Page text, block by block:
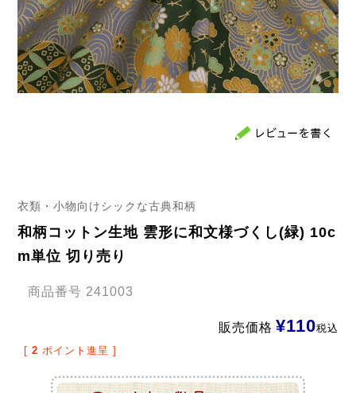
衣類・小物向けシックな古典和柄
和柄コットン生地 雲形に和文様づくし(緑) 10c
m単位 切り売り
商品番号 241003
販売価格 ¥110税込
[ 2 ポイント進呈 ]